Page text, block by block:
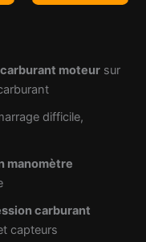
moteur sur
difficile,
manomètre
carburant
capteurs